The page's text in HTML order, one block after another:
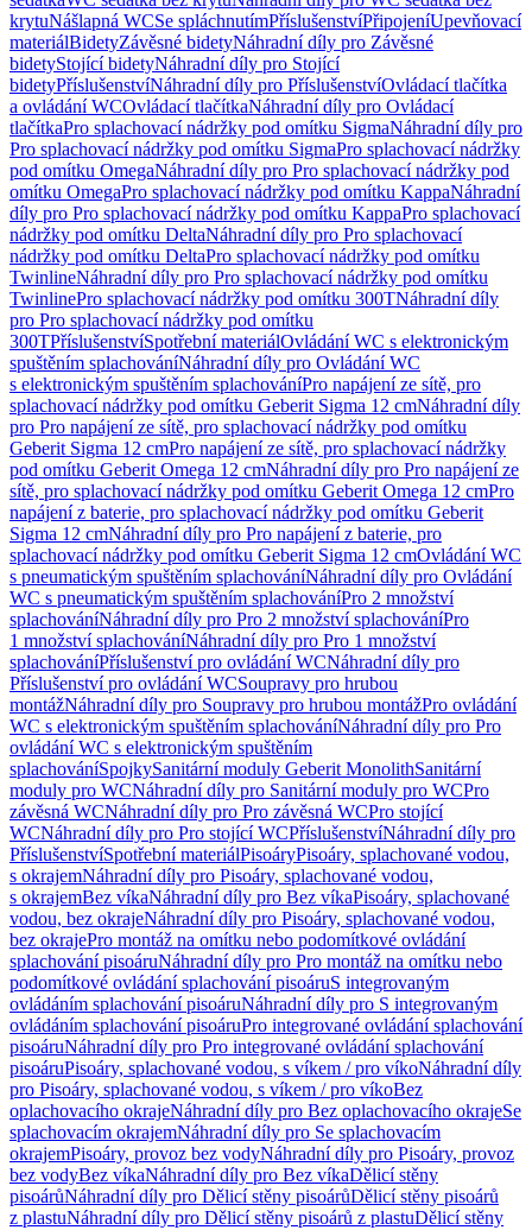
krytuNášlapná WCSe spláchnutímPříslušenstvíPřipojeníUpevňovací
materiálBidetyZávěsné bidetyNáhradní díly pro Závěsné
bidetyStojící bidetyNáhradní díly pro Stojící
bidetyPříslušenstvíNáhradní díly pro PříslušenstvíOvládací tlačítka
a ovládání WCOvládací tlačítkaNáhradní díly pro Ovládací
tlačítkaPro splachovací nádržky pod omítku SigmaNáhradní díly pro
Pro splachovací nádržky pod omítku SigmaPro splachovací nádržky
pod omítku OmegaNáhradní díly pro Pro splachovací nádržky pod
omítku OmegaPro splachovací nádržky pod omítku KappaNáhradní
díly pro Pro splachovací nádržky pod omítku KappaPro splachovací
nádržky pod omítku DeltaNáhradní díly pro Pro splachovací
nádržky pod omítku DeltaPro splachovací nádržky pod omítku
TwinlineNáhradní díly pro Pro splachovací nádržky pod omítku
TwinlinePro splachovací nádržky pod omítku 300TNáhradní díly
pro Pro splachovací nádržky pod omítku
300TPříslušenstvíSpotřební materiálOvládání WC s elektronickým
spuštěním splachováníNáhradní díly pro Ovládání WC
s elektronickým spuštěním splachováníPro napájení ze sítě, pro
splachovací nádržky pod omítku Geberit Sigma 12 cmNáhradní díly
pro Pro napájení ze sítě, pro splachovací nádržky pod omítku
Geberit Sigma 12 cmPro napájení ze sítě, pro splachovací nádržky
pod omítku Geberit Omega 12 cmNáhradní díly pro Pro napájení ze
sítě, pro splachovací nádržky pod omítku Geberit Omega 12 cmPro
napájení z baterie, pro splachovací nádržky pod omítku Geberit
Sigma 12 cmNáhradní díly pro Pro napájení z baterie, pro
splachovací nádržky pod omítku Geberit Sigma 12 cmOvládání WC
s pneumatickým spuštěním splachováníNáhradní díly pro Ovládání
WC s pneumatickým spuštěním splachováníPro 2 množství
splachováníNáhradní díly pro Pro 2 množství splachováníPro
1 množství splachováníNáhradní díly pro Pro 1 množství
splachováníPříslušenství pro ovládání WCNáhradní díly pro
Příslušenství pro ovládání WCSoupravy pro hrubou
montážNáhradní díly pro Soupravy pro hrubou montážPro ovládání
WC s elektronickým spuštěním splachováníNáhradní díly pro Pro
ovládání WC s elektronickým spuštěním
splachováníSpojkySanitární moduly Geberit MonolithSanitární
moduly pro WCNáhradní díly pro Sanitární moduly pro WCPro
závěsná WCNáhradní díly pro Pro závěsná WCPro stojící
WCNáhradní díly pro Pro stojící WCPříslušenstvíNáhradní díly pro
PříslušenstvíSpotřební materiálPisoáryPisoáry, splachované vodou,
s okrajemNáhradní díly pro Pisoáry, splachované vodou,
s okrajemBez víkaNáhradní díly pro Bez víkaPisoáry, splachované
vodou, bez okrajeNáhradní díly pro Pisoáry, splachované vodou,
bez okrajePro montáž na omítku nebo podomítkové ovládání
splachování pisoáruNáhradní díly pro Pro montáž na omítku nebo
podomítkové ovládání splachování pisoáruS integrovaným
ovládáním splachování pisoáruNáhradní díly pro S integrovaným
ovládáním splachování pisoáruPro integrované ovládání splachování
pisoáruNáhradní díly pro Pro integrované ovládání splachování
pisoáruPisoáry, splachované vodou, s víkem / pro víkoNáhradní díly
pro Pisoáry, splachované vodou, s víkem / pro víkoBez
oplachovacího okrajeNáhradní díly pro Bez oplachovacího okrajeSe
splachovacím okrajemNáhradní díly pro Se splachovacím
okrajemPisoáry, provoz bez vodyNáhradní díly pro Pisoáry, provoz
bez vodyBez víkaNáhradní díly pro Bez víkaDělicí stěny
pisoárůNáhradní díly pro Dělicí stěny pisoárůDělicí stěny pisoárů
z plastuNáhradní díly pro Dělicí stěny pisoárů z plastuDělicí stěny